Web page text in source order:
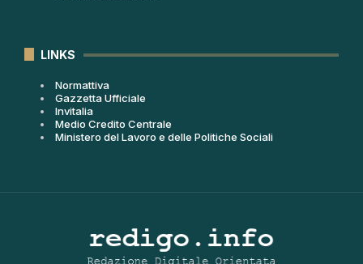
LINKS
Normattiva
Gazzetta Ufficiale
Invitalia
Medio Credito Centrale
Ministero del Lavoro e delle Politiche Sociali